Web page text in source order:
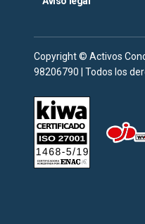
Copyright © Activos
98206790 | Todos los